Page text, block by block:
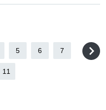
5 6 7
11